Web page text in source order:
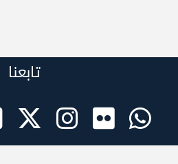
تابعنا